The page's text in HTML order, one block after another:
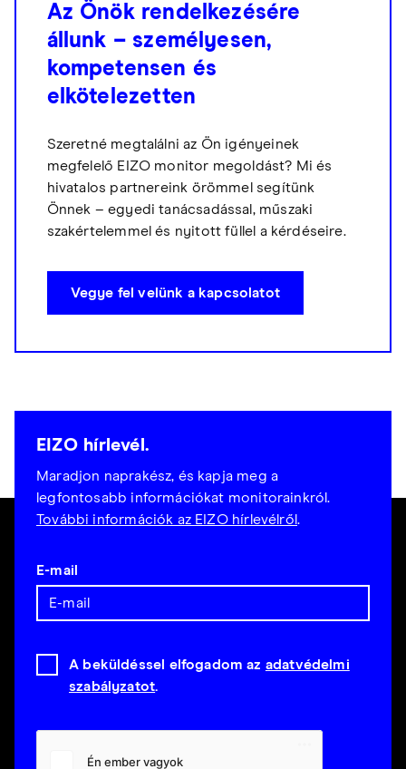
Az Önök rendelkezésére
állunk – személyesen,
kompetensen és
elkötelezetten
Szeretné megtalálni az Ön igényeinek
megfelelő EIZO monitor megoldást? Mi és
hivatalos partnereink örömmel segítünk
Önnek – egyedi tanácsadással, műszaki
szakértelemmel és nyitott füllel a kérdéseire.
Vegye fel velünk a kapcsolatot
EIZO hírlevél.
Maradjon naprakész, és kapja meg a
legfontosabb információkat monitorainkról.
További információk az EIZO hírlevélről.
E-mail
A beküldéssel elfogadom az adatvédelmi
szabályzatot.